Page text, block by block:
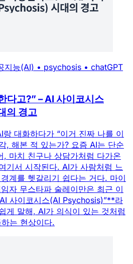
지능(AI) • psychosis • chatGPT
다고?” – AI 사이코시스
의 경고
랑 대화하다가 “이거 진짜 나를 이
, 해본 적 있는가? 요즘 AI는 단순
, 마치 친구나 상담가처럼 다가온
기서 시작된다. AI가 사람처럼 느
계를 헷갈리기 쉽다는 거다. 마이
자 무스타파 술레이만은 최근 이
사이코시스(AI Psychosis)”**라
게 말해, AI가 의식이 있는 것처럼
는 현상이다.